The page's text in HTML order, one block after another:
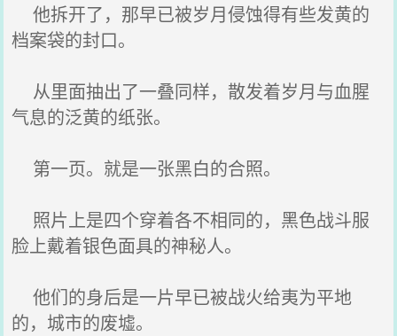
他拆开了，那早已被岁月侵蚀得有些发黄的
档案袋的封口。
从里面抽出了一叠同样，散发着岁月与血腥
气息的泛黄的纸张。
第一页。就是一张黑白的合照。
照片上是四个穿着各不相同的，黑色战斗服
脸上戴着银色面具的神秘人。
他们的身后是一片早已被战火给夷为平地
的，城市的废墟。